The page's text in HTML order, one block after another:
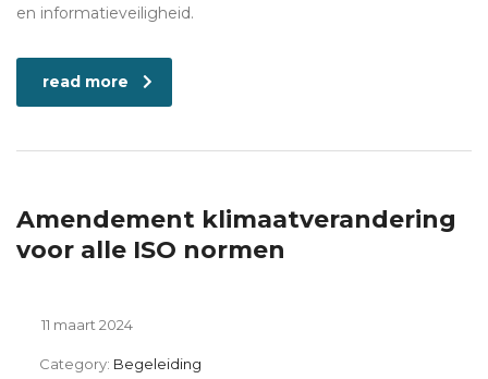
en informatieveiligheid.
read more
Amendement klimaatverandering
voor alle ISO normen
11 maart 2024
Category: Begeleiding